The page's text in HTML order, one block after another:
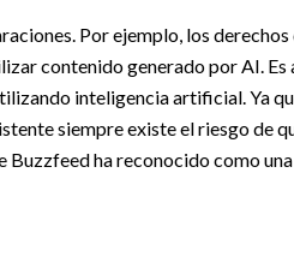
Por ejemplo, los
contenido generado por AI. Es
inteligencia artificial. Ya
siempre existe el riesgo de
Buzzfeed ha reconocido como